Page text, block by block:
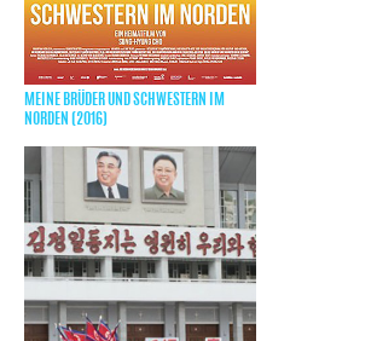
MEINE BRÜDER UND SCHWESTERN IM
NORDEN (2016)